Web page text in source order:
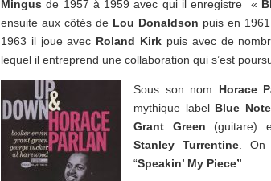
Mingus de 1957 à 1959 avec qui il enregistre «
ensuite aux côtés de Lou Donaldson puis en
1963 il joue avec Roland Kirk puis avec de
lequel il entreprend une collaboration qui s’est
Sous son nom Horace
mythique label Blue Note
Grant Green (guitare)
Stanley Turrentine. On
“Speakin’ My Piece”